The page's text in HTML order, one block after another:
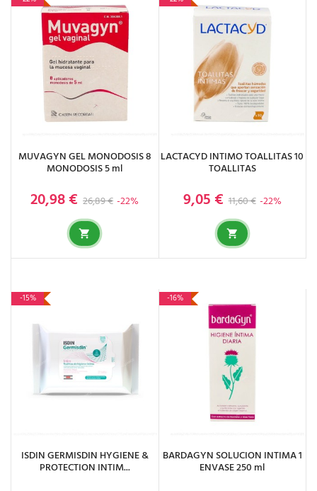
MUVAGYN GEL MONODOSIS 8
MONODOSIS 5 ml
Precio base
26,89 € -22%
Precio
20,98 €
LACTACYD INTIMO TOALLITAS 10
TOALLITAS
Precio base
11,60 € -22%
Precio
9,05 €
-15%
ISDIN GERMISDIN HYGIENE &
PROTECTION INTIM...
-16%
BARDAGYN SOLUCION INTIMA 1
ENVASE 250 ml